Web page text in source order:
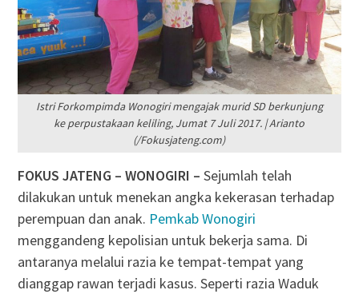
Istri Forkompimda Wonogiri mengajak murid SD berkunjung
ke perpustakaan keliling, Jumat 7 Juli 2017. | Arianto
(/Fokusjateng.com)
FOKUS JATENG – WONOGIRI – Sejumlah telah
dilakukan untuk menekan angka kekerasan terhadap
perempuan dan anak. Pemkab Wonogiri
menggandeng kepolisian untuk bekerja sama. Di
antaranya melalui razia ke tempat-tempat yang
dianggap rawan terjadi kasus. Seperti razia Waduk